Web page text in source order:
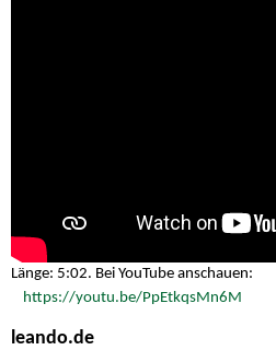
Länge: 5:02. Bei YouTube anschauen:
https://youtu.be/PpEtkqsMn6M
leando.de